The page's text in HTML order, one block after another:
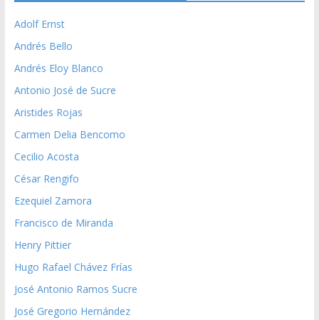
Adolf Ernst
Andrés Bello
Andrés Eloy Blanco
Antonio José de Sucre
Aristides Rojas
Carmen Delia Bencomo
Cecilio Acosta
César Rengifo
Ezequiel Zamora
Francisco de Miranda
Henry Pittier
Hugo Rafael Chávez Frías
José Antonio Ramos Sucre
José Gregorio Hernández